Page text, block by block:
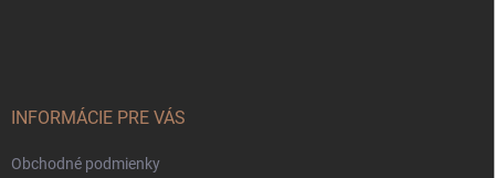
INFORMÁCIE PRE VÁS
Obchodné podmienky